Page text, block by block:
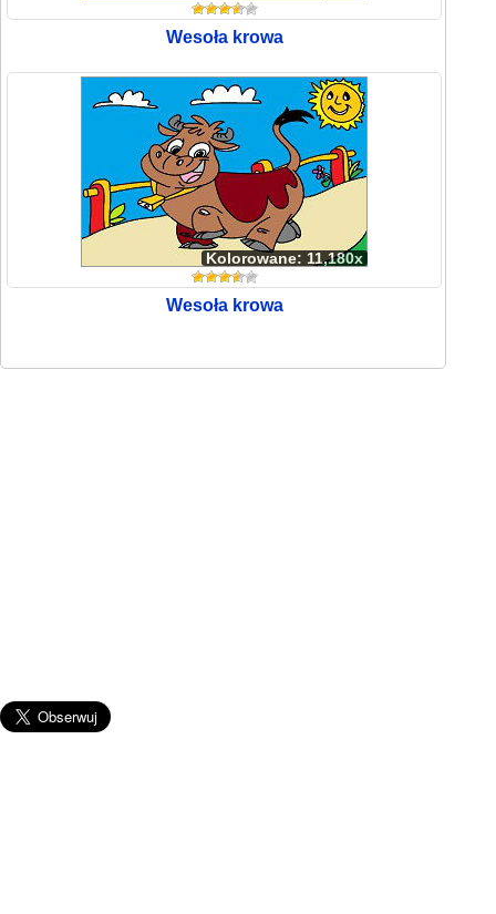
Wesoła krowa
Kolorowane: 11,180x
Wesoła krowa